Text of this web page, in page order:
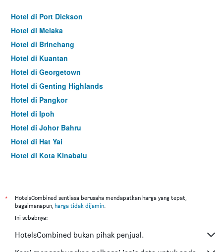
Hotel di Port Dickson
Hotel di Melaka
Hotel di Brinchang
Hotel di Kuantan
Hotel di Georgetown
Hotel di Genting Highlands
Hotel di Pangkor
Hotel di Ipoh
Hotel di Johor Bahru
Hotel di Hat Yai
Hotel di Kota Kinabalu
Hotel di Batu Feringgi
Hotel di Bangkok
Hotel di Shah Alam
*
HotelsCombined sentiasa berusaha mendapatkan harga yang tepat,
bagaimanapun, harga tidak dijamin.
Ini sebabnya:
HotelsCombined bukan pihak penjual.